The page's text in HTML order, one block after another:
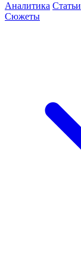
Аналитика Статьи
Сюжеты